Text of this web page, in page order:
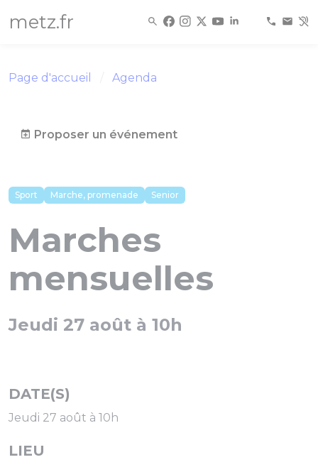
metz.fr
Page d'accueil Agenda
Proposer un événement
Sport Marche, promenade Senior
Marches
mensuelles
Jeudi 27 août à 10h
DATE(S)
Jeudi 27 août à 10h
LIEU